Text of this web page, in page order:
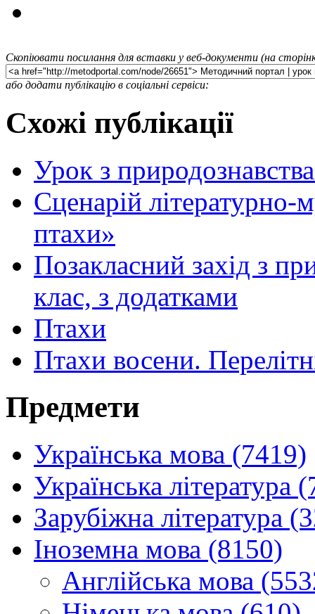
Скопіювати посилання для вставки у веб-документи (на
або додати публікацію в соціальні сервіси:
Схожі публікації
Урок з
Сценарій літературно-
птахи»
Позакласний захід з
клас, з додатками
Птахи
Птахи восени.
Предмети
Українська мова (7419)
Українська література
Зарубіжна література
Іноземна мова (8150)
Англійська мова